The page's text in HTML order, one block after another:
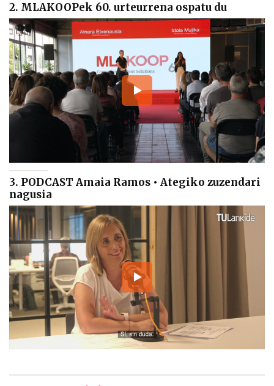
2. MLAKOOPek 60. urteurrena ospatu du
3. PODCAST Amaia Ramos • Ategiko zuzendari
nagusia